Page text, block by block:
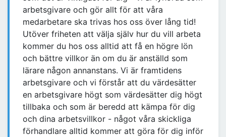
arbetsgivare och gör allt för att våra
medarbetare ska trivas hos oss över lång tid!
Utöver friheten att välja själv hur du vill arbeta
kommer du hos oss alltid att få en högre lön
och bättre villkor än om du är anställd som
lärare någon annanstans. Vi är framtidens
arbetsgivare och vi förstår att du värdesätter
en arbetsgivare högt som värdesätter dig högt
tillbaka och som är beredd att kämpa för dig
och dina arbetsvillkor - något våra skickliga
förhandlare alltid kommer att göra för dig inför